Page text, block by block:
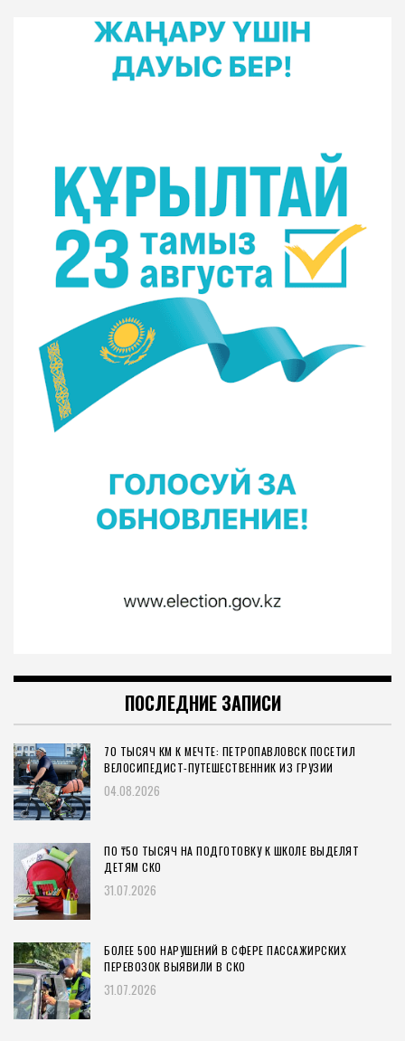
ПОСЛЕДНИЕ ЗАПИСИ
70 ТЫСЯЧ КМ К МЕЧТЕ: ПЕТРОПАВЛОВСК ПОСЕТИЛ
ВЕЛОСИПЕДИСТ-ПУТЕШЕСТВЕННИК ИЗ ГРУЗИИ
04.08.2026
ПО ₸50 ТЫСЯЧ НА ПОДГОТОВКУ К ШКОЛЕ ВЫДЕЛЯТ
ДЕТЯМ СКО
31.07.2026
БОЛЕЕ 500 НАРУШЕНИЙ В СФЕРЕ ПАССАЖИРСКИХ
ПЕРЕВОЗОК ВЫЯВИЛИ В СКО
31.07.2026